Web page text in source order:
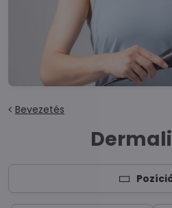
Bevezetés